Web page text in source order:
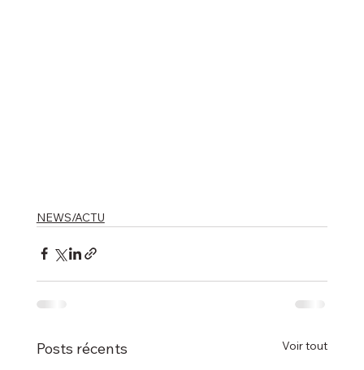
NEWS/ACTU
Posts récents Voir tout